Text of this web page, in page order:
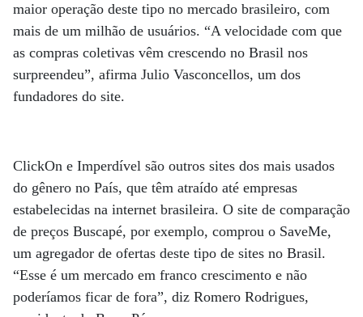
maior operação deste tipo no mercado brasileiro, com
mais de um milhão de usuários. “A velocidade com que
as compras coletivas vêm crescendo no Brasil nos
surpreendeu”, afirma Julio Vasconcellos, um dos
fundadores do site.
ClickOn e Imperdível são outros sites dos mais usados
do gênero no País, que têm atraído até empresas
estabelecidas na internet brasileira. O site de comparação
de preços Buscapé, por exemplo, comprou o SaveMe,
um agregador de ofertas deste tipo de sites no Brasil.
“Esse é um mercado em franco crescimento e não
poderíamos ficar de fora”, diz Romero Rodrigues,